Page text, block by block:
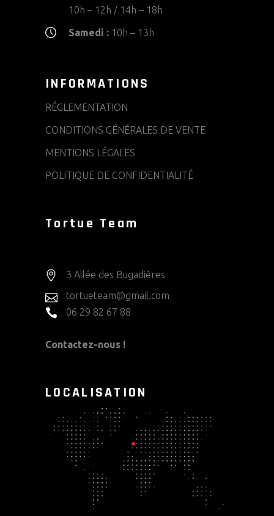
10h – 12h / 14h – 18h
Samedi : 10h – 13h
INFORMATIONS
RÉGLEMENTATION
CONDITIONS GÉNÉRALES DE VENTE
MENTIONS LÉGALES
POLITIQUE DE CONFIDENTIALITÉ
Tortue Team
3 Allée des Bugadières
tortueteam@gmail.com
06 29 82 67 88
Contactez-nous !
LOCALISATION